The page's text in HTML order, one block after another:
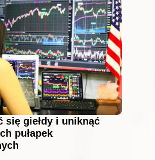
się giełdy i uniknąć
pułapek